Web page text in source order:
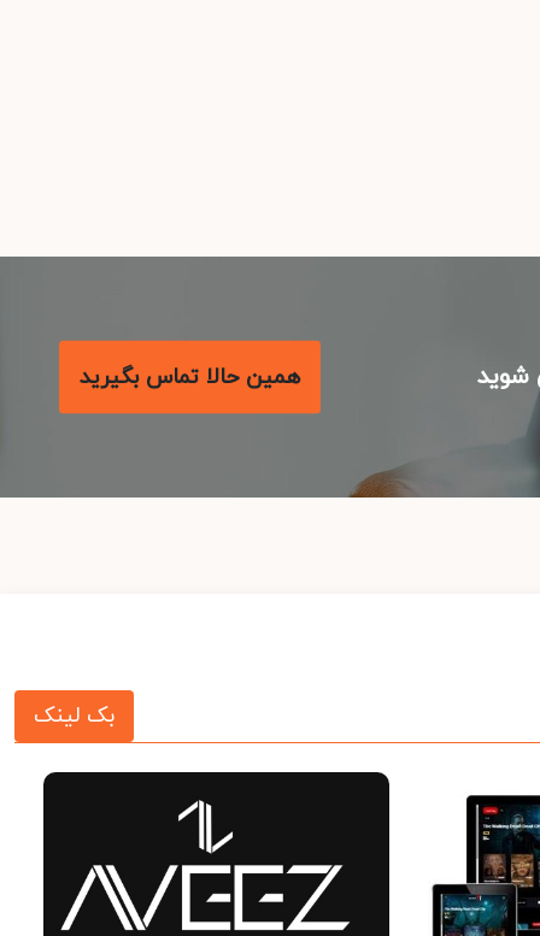
همین حالا تماس بگیرید
بک لینک